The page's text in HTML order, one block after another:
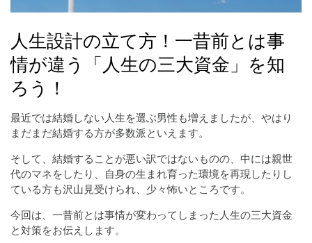
人生設計の立て方！一昔前とは事
情が違う「人生の三大資金」を知
ろう！
最近では結婚しない人生を選ぶ男性も増えましたが、やはり
まだまだ結婚する方が多数派といえます。
そして、結婚することが悪い訳ではないものの、中には親世
代のマネをしたり、自身の生まれ育った環境を再現したりし
ている方も沢山見受けられ、少々怖いところです。
今回は、一昔前とは事情が変わってしまった人生の三大資金
と対策をお伝えします。